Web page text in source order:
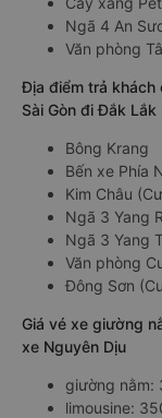
Ngã 4 An
Văn phòng
Địa điểm trả khách
Sài Gòn đi Đắk Lắk
Bông Krang
Bến xe Phía
Kim Châu
Ngã 3 Yang
Ngã 3 Yang
Văn phòng
Đông Sơn
Giá vé xe giường
xe Nguyên Dịu
giường
limousine: